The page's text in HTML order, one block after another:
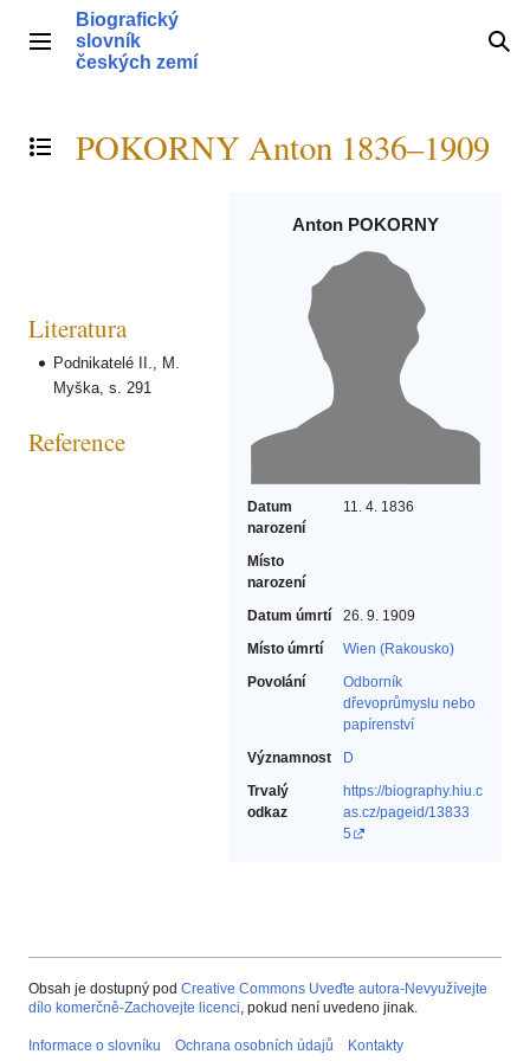
obsahHlavní menu
Biografický
slovník
českých zemí
Přepnout obsah
POKORNY Anton 1836–1909
Anton POKORNY
Datum
narození
11. 4. 1836
Místo
narození
Datum úmrtí
26. 9. 1909
Místo úmrtí
Wien (Rakousko)
Povolání
Odborník
dřevoprůmyslu nebo
papírenství‎
Významnost
D
Trvalý
odkaz
https://biography.hiu.c
as.cz/pageid/13833
5
Literatura
Podnikatelé II., M.
Myška, s. 291
Reference
Obsah je dostupný pod Creative Commons Uveďte autora-Nevyužívejte
dílo komerčně-Zachovejte licenci, pokud není uvedeno jinak.
Informace o slovníku Ochrana osobních údajů Kontakty